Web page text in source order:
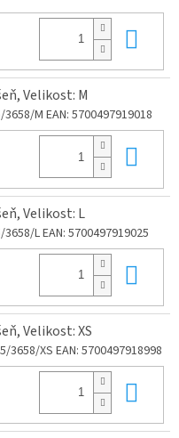
Velikost: M
3658/M EAN: 5700497919018
Velikost: L
3658/LEAN: 5700497919025
Velikost: XS
3658/XS EAN: 5700497918998